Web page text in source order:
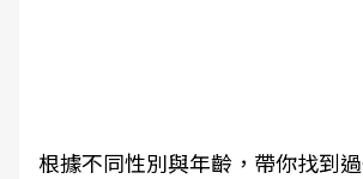
根據不同性別與年齡，帶你找到